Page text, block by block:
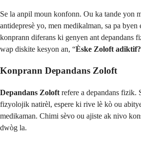
Se la anpil moun konfonn. Ou ka tande yon
antidepresè yo, men medikalman, sa pa byen
konprann diferans ki genyen ant depandans
wap diskite kesyon an, “Èske Zoloft adiktif?
Konprann Depandans Zoloft
Depandans Zoloft refere a depandans fizik.
fizyolojik natirèl, espere ki rive lè kò ou
medikaman. Chimi sèvo ou ajiste ak nivo
dwòg la.